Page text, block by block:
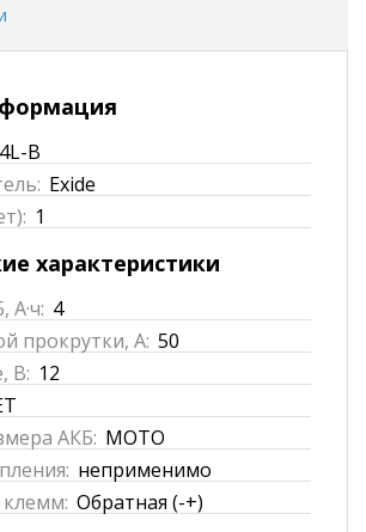
B
Exide
1
характеристики
А·ч: 4
прокрутки, А: 50
В: 12
АКБ: MOTO
неприменимо
Обратная (-+)